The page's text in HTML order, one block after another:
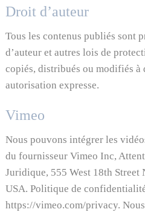
Droit d’auteur
Tous les contenus publiés sont
d’auteur et autres lois de
copiés, distribués ou modifiés à
autorisation expresse.
Vimeo
Nous pouvons intégrer les
du fournisseur Vimeo Inc,
Juridique, 555 West 18th Street
USA. Politique de
https://vimeo.com/privacy.